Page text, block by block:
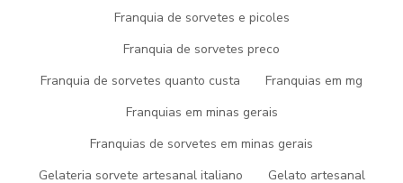
Franquia de sorvetes e picoles
Franquia de sorvetes preco
Franquia de sorvetes quanto custa
Franquias em mg
Franquias em minas gerais
Franquias de sorvetes em minas gerais
Gelateria sorvete artesanal italiano
Gelato artesanal
Tendências e Preferências de
atento às tendências e preferências de consumo. Sabores
alta. Conhecer o seu público-alvo e adaptar-se a essas
preferências pode ser a chave para conquistar clientes e